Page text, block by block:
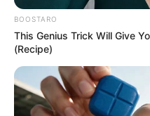
erste staatliche Abgabe
Hochwasserstand des
Ernten beeinflusste.
funktionierender Staat.
BOOSTARO
This Genius Trick Will Give
(Recipe)